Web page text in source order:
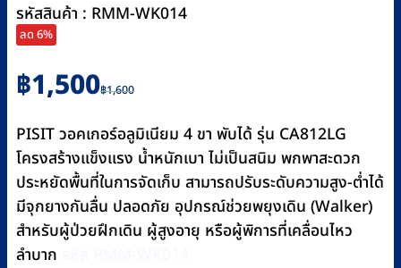
รหัสสินค้า : RMM-WK014
ลด 6%
฿1,600
Original
price
was:
฿1,600.
฿1,500
Current
price
is:
฿1,500.
PISIT วอคเกอร์อลูมิเนียม 4 ขา พับได้ รุ่น CA812LG
โครงสร้างแข็งแรง น้ำหนักเบา ไม่เป็นสนิม พกพาสะดวก
ประหยัดพื้นที่ในการจัดเก็บ สามารถปรับระดับความสูง-ต่ำได้
มีจุกยางกันลื่น ปลอดภัย อุปกรณ์ช่วยพยุงเดิน (Walker)
สำหรับผู้ป่วยฝึกเดิน ผู้สูงอายุ หรือผู้พิการที่เคลื่อนไหว
ลำบาก